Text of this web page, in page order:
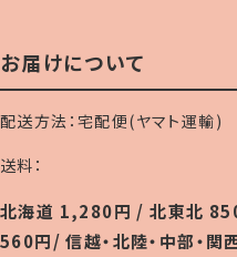
お届けについて
配送方法：宅配便(ヤマト運輸)
送料：
北海道 1,280円 / 北東北
560円/ 信越・北陸・中部・